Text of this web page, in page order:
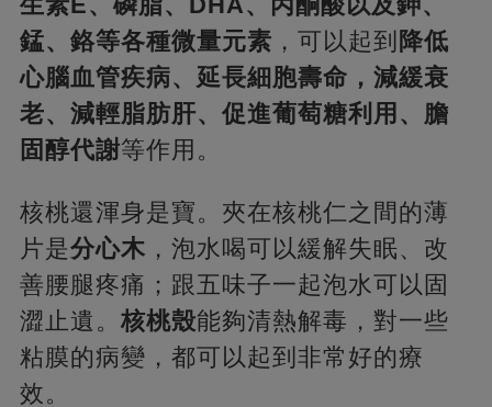
錳、鉻等各種微量元素 ，可以起到 降低
心腦血管疾病、延長細胞壽命，減緩衰
老、減輕脂肪肝、促進葡萄糖利用、膽
固醇代謝等作用。
核桃還渾身是寶。夾在核桃仁之間的薄
片是分心木 ，泡水喝可以緩解失眠、改
善腰腿疼痛；跟五味子一起泡水可以固
澀止遺。 核桃殼能夠清熱解毒，對一些
粘膜的病變，都可以起到非常好的療
效。